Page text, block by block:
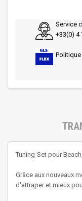
Service
+33(0) 4
Tuning-Set pour
Grâce aux nouveaux
d'attraper et mieux